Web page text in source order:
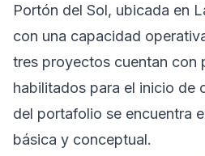
Portón del Sol, ubicada en
con una capacidad
tres proyectos cuentan con
habilitados para el inicio de
del portafolio se encuentra
básica y conceptual.